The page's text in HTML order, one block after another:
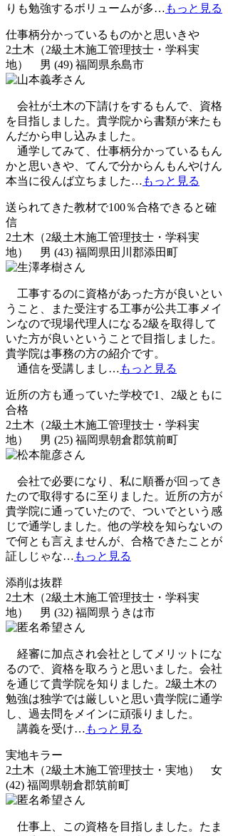
りも勉強するボリュームが多… もっと見る
仕事柄分かっているものかと思いきや
2土木（2級土木施工管理技士・学科実
地） 男 (49) 福岡県糸島市
会社が土木の下請けをするもんで、資格
を目指しました。貴学院から書類が来たも
んだから申し込みました。
通学してみて、仕事柄分かっているもん
かと思いきや、てんで分からんもんやけん
本当に役んば立ちました… もっと見る
送られてきた教材で100％合格できると確
信
2土木（2級土木施工管理技士・学科実
地） 男 (43) 福岡県田川郡添田町
工事するのに資格があった方が良いとい
うこと、また受注する工事が公共工事メイ
ンなので現場代理人になる2級を取得して
いた方が良いということで目指しました。
貴学院は事務の方の紹介です。
通信を受講しまし… もっと見る
近所の方も通っていた学校で1、2級ともに
合格
2土木（2級土木施工管理技士・学科実
地） 男 (25) 福岡県朝倉郡筑前町
会社で必要になり、私に順番が回ってき
たので取得するに至りました。近所の方が
貴学院に通っていたので、ついでという感
じで通学しました。他の学校を知らないの
で何とも言えませんが、合格できたことが
証しじゃな… もっと見る
添削は抜群
2土木（2級土木施工管理技士・学科実
地） 男 (32) 福岡県うきは市
経審に加点され会社としてメリットにな
るので、資格を取ろうと思いました。会社
を通じて貴学院を知りました。2級土木の
勉強は独学では厳しいと思い貴学院に通学
し、過去問をメインに頑張りました。
講義を受け… もっと見る
実地キラー
2土木（2級土木施工管理技士・実地） 女
(42) 福岡県朝倉郡筑前町
仕事上、この資格を目指しました。たま